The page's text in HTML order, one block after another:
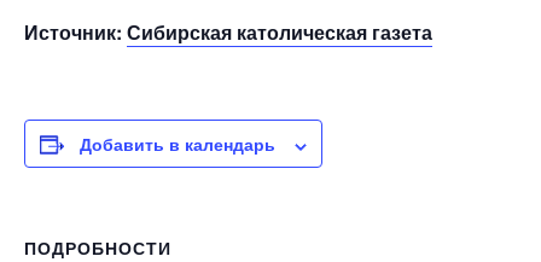
Источник: Сибирская католическая газета
Добавить в календарь
ПОДРОБНОСТИ